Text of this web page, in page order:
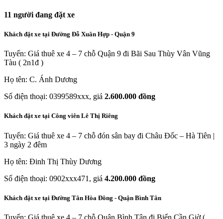
11 người đang đặt xe
Khách đặt xe tại Đường Đỗ Xuân Hợp - Quận 9
Tuyến: Giá thuê xe 4 – 7 chỗ Quận 9 đi Bãi Sau Thùy Vân Vũng
Tàu ( 2n1đ )
Họ tên: C. Ánh Dương
Số điện thoại: 0399589xxx, giá 2.600.000 đồng
Khách đặt xe tại Công viên Lê Thị Riêng
Tuyến: Giá thuê xe 4 – 7 chỗ đón sân bay đi Châu Đốc – Hà Tiên |
3 ngày 2 đêm
Họ tên: Đinh Thị Thùy Dương
Số điện thoại: 0902xxx471, giá 4.200.000 đồng
Khách đặt xe tại Đường Tân Hòa Đông - Quận Bình Tân
Tuyến: Giá thuê xe 4 – 7 chỗ Quận Bình Tân đi Biển Cần Giờ (